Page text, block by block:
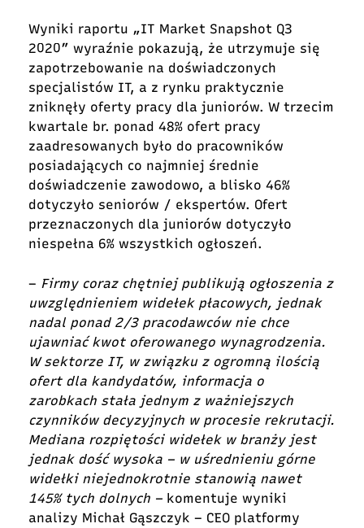
Wyniki raportu „IT Market Snapshot Q3
2020” wyraźnie pokazują, że utrzymuje się
zapotrzebowanie na doświadczonych
specjalistów IT, a z rynku praktycznie
zniknęły oferty pracy dla juniorów. W trzecim
kwartale br. ponad 48% ofert pracy
zaadresowanych było do pracowników
posiadających co najmniej średnie
doświadczenie zawodowo, a blisko 46%
dotyczyło seniorów / ekspertów. Ofert
przeznaczonych dla juniorów dotyczyło
niespełna 6% wszystkich ogłoszeń.
– Firmy coraz chętniej publikują ogłoszenia z
uwzględnieniem widełek płacowych, jednak
nadal ponad 2/3 pracodawców nie chce
ujawniać kwot oferowanego wynagrodzenia.
W sektorze IT, w związku z ogromną ilością
ofert dla kandydatów, informacja o
zarobkach stała jednym z ważniejszych
czynników decyzyjnych w procesie rekrutacji.
Mediana rozpiętości widełek w branży jest
jednak dość wysoka – w uśrednieniu górne
widełki niejednokrotnie stanowią nawet
145% tych dolnych – komentuje wyniki
analizy Michał Gąszczyk – CEO platformy